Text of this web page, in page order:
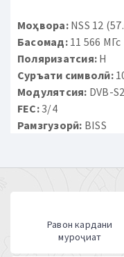
Моҳвора:NSS 12
Басомад:11 566 МГс
Поляризатсия: H
Суръати символӣ:
Модулятсия: DVB-
FEC:3/4
Рамзгузорӣ: BISS
Равон кардани
муроҷиат